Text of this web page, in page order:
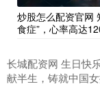
炒股怎么配资官网
食症”，心率高达
长城配资网 生日快
献半生，铸就中国